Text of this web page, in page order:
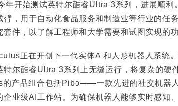
年开始测试英特尔酷睿Ultra 3系列，进展顺利
臂，用于自动化食品服务和制造业等行业的任
件，以了解工程师和大学需要和试图实现的功
正在开创下一代实体AI和人形机器人系统
尔酷睿Ultra 3系列上无缝运行，将复杂的硬
的产品组合包括Pibo——一款先进的社交机器
企业级AI工作站。为确保机器人能够实时感知